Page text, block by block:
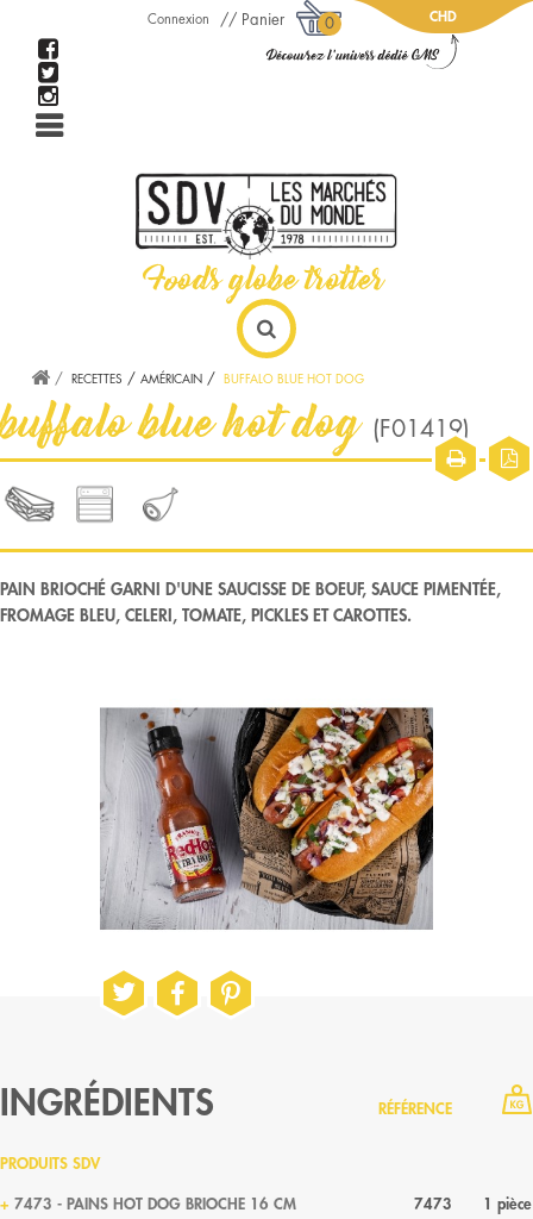
CHD
Panier 0
Connexion
RECETTES AMÉRICAIN BUFFALO BLUE HOT DOG
buffalo blue hot dog (F01419)
PAIN BRIOCHÉ GARNI D'UNE SAUCISSE DE BOEUF, SAUCE PIMENTÉE,
FROMAGE BLEU, CELERI, TOMATE, PICKLES ET CAROTTES.
INGRÉDIENTS RÉFÉRENCE
PRODUITS SDV
7473 - PAINS HOT DOG BRIOCHE 16 CM 7473
1 pièce